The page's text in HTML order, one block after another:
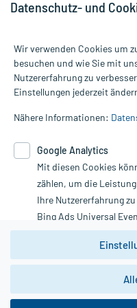
Alle Preise gelten inkl.
Informationen auf dieser
die Untersuchung und
Therapien eingeleitet
Google Analytics. Lesen
unserer
nutzen Sie das Formular:
Vertrag widerrufen
*Hinweise zu unseren
Datenschutz- und
Wir verwenden Cookies um
besuchen und wie Sie mit
Nutzererfahrung zu
Einstellungen jederzeit
Nähere Informationen:
Google Analytics
Mit diesen Cookies
zählen, um die
Ihre Nutzererfahrung
Bing Ads Universal
Youtube-Social Plugin).
Wir weisen darauf
zwingend den
DSGVO genügen